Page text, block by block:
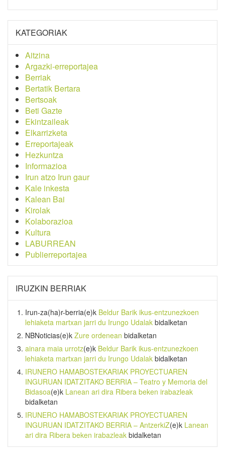
KATEGORIAK
Aitzina
Argazki-erreportajea
Berriak
Bertatik Bertara
Bertsoak
Beti Gazte
Ekintzaileak
Elkarrizketa
Erreportajeak
Hezkuntza
Informazioa
Irun atzo Irun gaur
Kale inkesta
Kalean Bai
Kirolak
Kolaborazioa
Kultura
LABURREAN
Publierreportajea
IRUZKIN BERRIAK
Irun-za(ha)r-berria(e)k Beldur Barik ikus-entzunezkoen
lehiaketa martxan jarri du Irungo Udalak bidalketan
NBNoticias(e)k Zure ordenean bidalketan
ainara maia urrotz(e)k Beldur Barik ikus-entzunezkoen
lehiaketa martxan jarri du Irungo Udalak bidalketan
IRUNERO HAMABOSTEKARIAK PROYECTUAREN
INGURUAN IDATZITAKO BERRIA – Teatro y Memoria del
Bidasoa(e)k Lanean ari dira Ribera beken irabazleak
bidalketan
IRUNERO HAMABOSTEKARIAK PROYECTUAREN
INGURUAN IDATZITAKO BERRIA – AntzerkiZ(e)k Lanean
ari dira Ribera beken irabazleak bidalketan